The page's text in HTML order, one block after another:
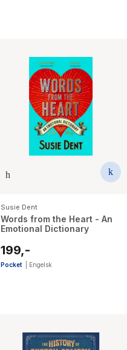
Susie Dent
Words from the Heart - An
Emotional Dictionary
199,-
Pocket Engelsk